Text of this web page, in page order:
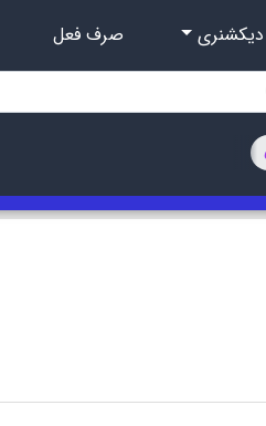
صرف فعل